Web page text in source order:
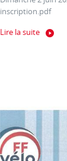
inscription.pdf
Lire la suite